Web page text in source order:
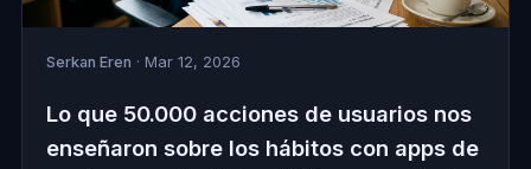
Serkan Eren · Mar 12, 2026
Lo que 50.000 acciones de usuarios nos
enseñaron sobre los hábitos con apps de